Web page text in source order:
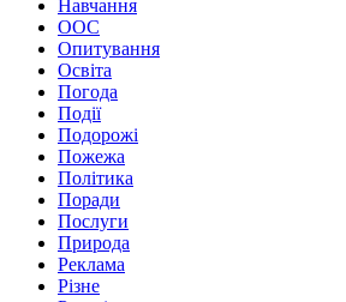
Навчання
ООС
Опитування
Освіта
Погода
Події
Подорожі
Пожежа
Політика
Поради
Послуги
Природа
Реклама
Різне